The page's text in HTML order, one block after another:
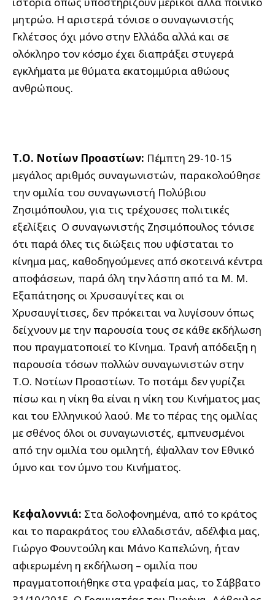
μητρώο. Η αριστερά τόνισε ο συναγωνιστής
Γκλέτσος όχι μόνο στην Ελλάδα αλλά και σε
ολόκληρο τον κόσμο έχει διαπράξει στυγερά
εγκλήματα με θύματα εκατομμύρια αθώους
ανθρώπους.
Τ.Ο. Νοτίων Προαστίων: Πέμπτη 29-10-15
μεγάλος αριθμός συναγωνιστών, παρακολούθησε
την ομιλία του συναγωνιστή Πολύβιου
Ζησιμόπουλου, για τις τρέχουσες πολιτικές
εξελίξεις Ο συναγωνιστής Ζησιμόπουλος τόνισε
ότι παρά όλες τις διώξεις που υφίσταται το
κίνημα μας, καθοδηγούμενες από σκοτεινά κέντρα
αποφάσεων, παρά όλη την λάσπη από τα Μ. Μ.
Εξαπάτησης οι Χρυσαυγίτες και οι
Χρυσαυγίτισες, δεν πρόκειται να λυγίσουν όπως
δείχνουν με την παρουσία τους σε κάθε εκδήλωση
που πραγματοποιεί το Κίνημα. Τρανή απόδειξη η
παρουσία τόσων πολλών συναγωνιστών στην
Τ.Ο. Νοτίων Προαστίων. Το ποτάμι δεν γυρίζει
πίσω και η νίκη θα είναι η νίκη του Κινήματος μας
και του Ελληνικού λαού. Με το πέρας της ομιλίας
με σθένος όλοι οι συναγωνιστές, εμπνευσμένοι
από την ομιλία του ομιλητή, έψαλλαν τον Εθνικό
ύμνο και τον ύμνο του Κινήματος.
Κεφαλοννιά: Στα δολοφονημένα, από το κράτος
και το παρακράτος του ελλαδιστάν, αδέλφια μας,
Γιώργο Φουντούλη και Μάνο Καπελώνη, ήταν
αφιερωμένη η εκδήλωση – ομιλία που
πραγματοποιήθηκε στα γραφεία μας, το Σάββατο